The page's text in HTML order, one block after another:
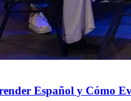
Español y Cómo